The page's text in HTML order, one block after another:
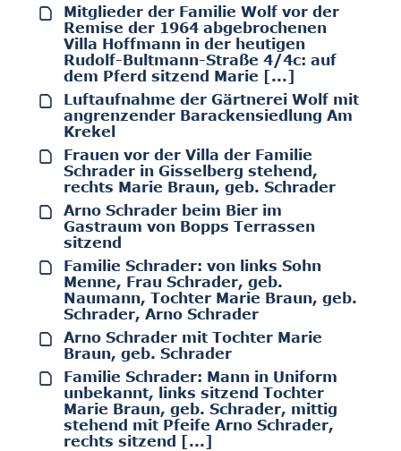
Mitglieder der Familie Wolf vor der
Remise der 1964 abgebrochenen
Villa Hoffmann in der heutigen
Rudolf-Bultmann-Straße 4/4c: auf
dem Pferd sitzend Marie [...]
Luftaufnahme der Gärtnerei Wolf mit
angrenzender Barackensiedlung Am
Krekel
Frauen vor der Villa der Familie
Schrader in Gisselberg stehend,
rechts Marie Braun, geb. Schrader
Arno Schrader beim Bier im
Gastraum von Bopps Terrassen
sitzend
Familie Schrader: von links Sohn
Menne, Frau Schrader, geb.
Naumann, Tochter Marie Braun, geb.
Schrader, Arno Schrader
Arno Schrader mit Tochter Marie
Braun, geb. Schrader
Familie Schrader: Mann in Uniform
unbekannt, links sitzend Tochter
Marie Braun, geb. Schrader, mittig
stehend mit Pfeife Arno Schrader,
rechts sitzend [...]